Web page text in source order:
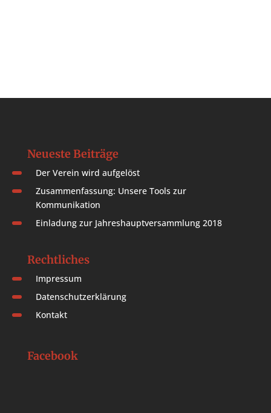
Neueste Beiträge
Der Verein wird aufgelöst
Zusammenfassung: Unsere Tools zur
Kommunikation
Einladung zur Jahreshauptversammlung 2018
Rechtliches
Impressum
Datenschutzerklärung
Kontakt
Facebook